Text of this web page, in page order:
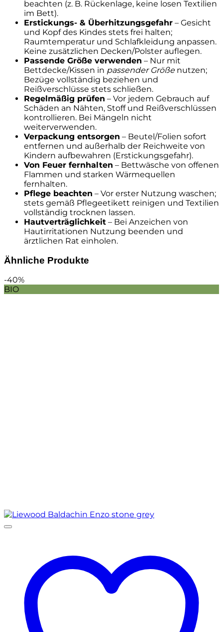
beachten (z. B. Rückenlage, keine losen Textilien
im Bett).
Erstickungs- & Überhitzungsgefahr – Gesicht
und Kopf des Kindes stets frei halten;
Raumtemperatur und Schlafkleidung anpassen.
Keine zusätzlichen Decken/Polster auflegen.
Passende Größe verwenden – Nur mit
Bettdecke/Kissen in passender Größenutzen;
Bezüge vollständig beziehen und
Reißverschlüsse stets schließen.
Regelmäßig prüfen – Vor jedem Gebrauch auf
Schäden an Nähten, Stoff und Reißverschlüssen
kontrollieren. Bei Mängeln nicht
weiterverwenden.
Verpackung entsorgen – Beutel/Folien sofort
entfernen und außerhalb der Reichweite von
Kindern aufbewahren (Erstickungsgefahr).
Von Feuer fernhalten – Bettwäsche von offenen
Flammen und starken Wärmequellen
fernhalten.
Pflege beachten – Vor erster Nutzung waschen;
stets gemäß Pflegeetikett reinigen und Textilien
vollständig trocknen lassen.
Hautverträglichkeit – Bei Anzeichen von
Hautirritationen Nutzung beenden und
ärztlichen Rat einholen.
Ähnliche Produkte
-40%
BIO